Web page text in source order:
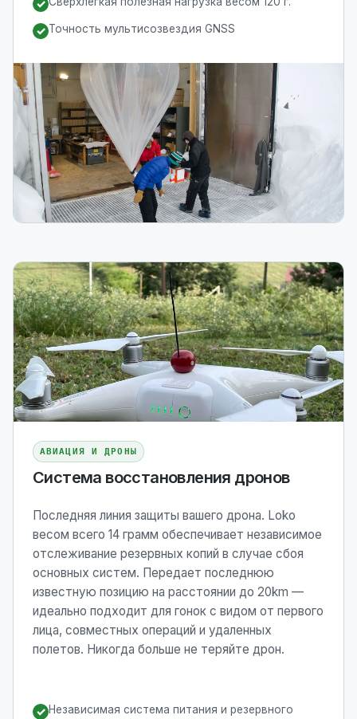
✓
✓ Точность мультисозвездия GNSS
АВИАЦИЯ И ДРОНЫ
Система восстановления дронов
Последняя линия защиты вашего дрона. Loko
весом всего 14 грамм обеспечивает независимое
отслеживание резервных копий в случае сбоя
основных систем. Передает последнюю
известную позицию на расстоянии до 20km —
идеально подходит для гонок с видом от первого
лица, совместных операций и удаленных
полетов. Никогда больше не теряйте дрон.
✓ Независимая система питания и резервного